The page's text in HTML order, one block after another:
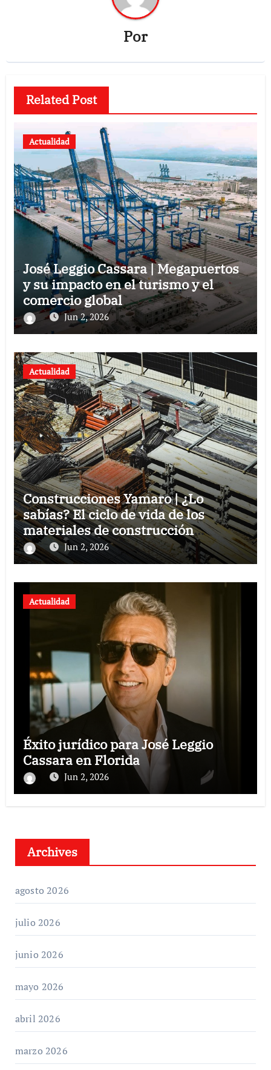
Por
Related Post
Actualidad
José Leggio Cassara | Megapuertos
y su impacto en el turismo y el
comercio global
Jun 2, 2026
Actualidad
Construcciones Yamaro | ¿Lo
sabías? El ciclo de vida de los
materiales de construcción
revoluciona eficiencia en proyectos
modernos
Jun 2, 2026
Actualidad
Éxito jurídico para José Leggio
Cassara en Florida
Jun 2, 2026
Archives
agosto 2026
julio 2026
junio 2026
mayo 2026
abril 2026
marzo 2026